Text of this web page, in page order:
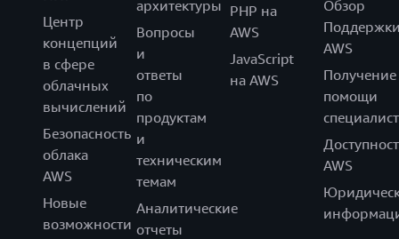
Центр
концепций
в сфере
облачных
вычислений
Безопасность
облака
AWS
Новые
возможности
архитектуры
Вопросы
и
ответы
по
продуктам
и
техническим
темам
Аналитические
отчеты
PHP на
AWS
JavaScript
на AWS
Обзор
AWS
Получение
помощи
AWS